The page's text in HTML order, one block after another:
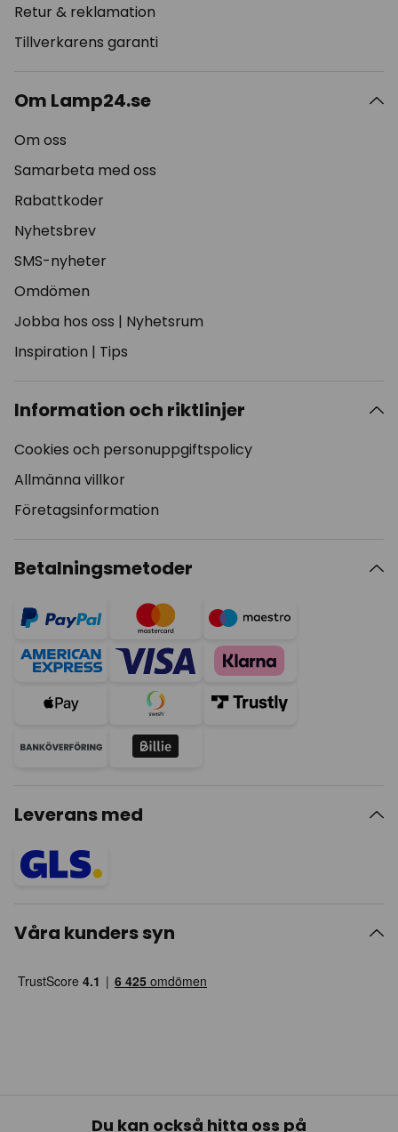
Retur & reklamation
Tillverkarens garanti
Om Lamp24.se
Om oss
Samarbeta med oss
Rabattkoder
Nyhetsbrev
SMS-nyheter
Omdömen
Jobba hos oss | Nyhetsrum
Inspiration | Tips
Information och riktlinjer
Cookies och personuppgiftspolicy
Allmänna villkor
Företagsinformation
Betalningsmetoder
Leverans med
Våra kunders syn
Du kan också hitta oss på